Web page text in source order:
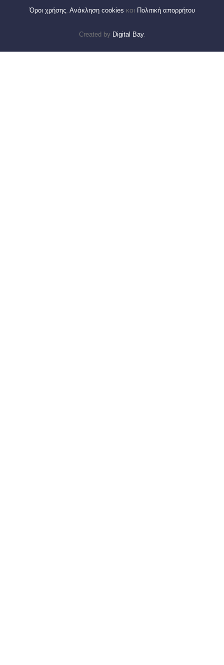
Όροι χρήσης, Ανάκληση cookies και Πολιτική απορρήτου
Created by Digital Bay.